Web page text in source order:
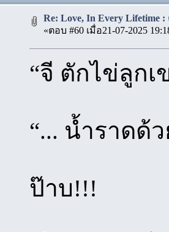
Re: Love, In Every Lifetime
«ตอบ #60 เมื่อ21-07-2025
“จี ตักไข่ลูกเ
“... น้ำราดด้ว
ป๊าบ!!!